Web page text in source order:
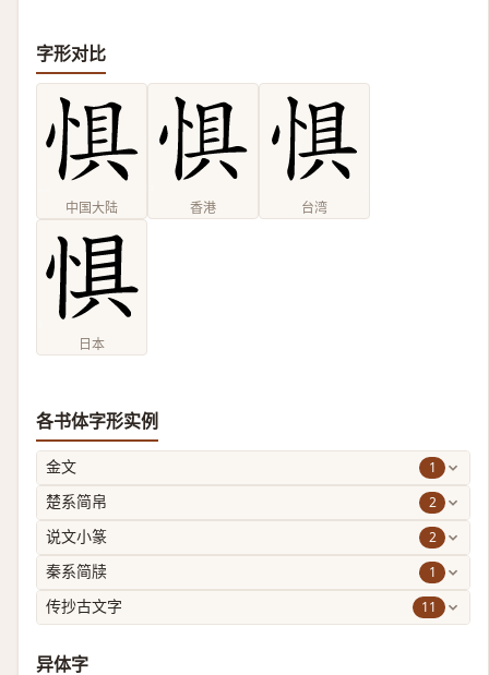
字形对比
中国大陆 香港 台湾
日本
各书体字形实例
金文 1
楚系简帛 2
说文小篆 2
秦系简牍 1
传抄古文字 11
异体字